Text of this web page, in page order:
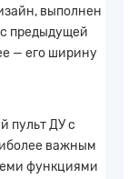
выполнен
предыдущей
— его ширину
пульт ДУ с
важным
функциями